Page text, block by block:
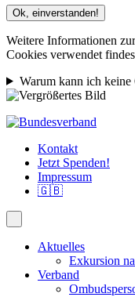
Ok, einverstanden!
Weitere Informationen
Cookies verwendet
Warum kann ich keine
Kontakt
Jetzt Spenden!
Impressum
🇬🇧
Aktuelles
Exkursion
Verband